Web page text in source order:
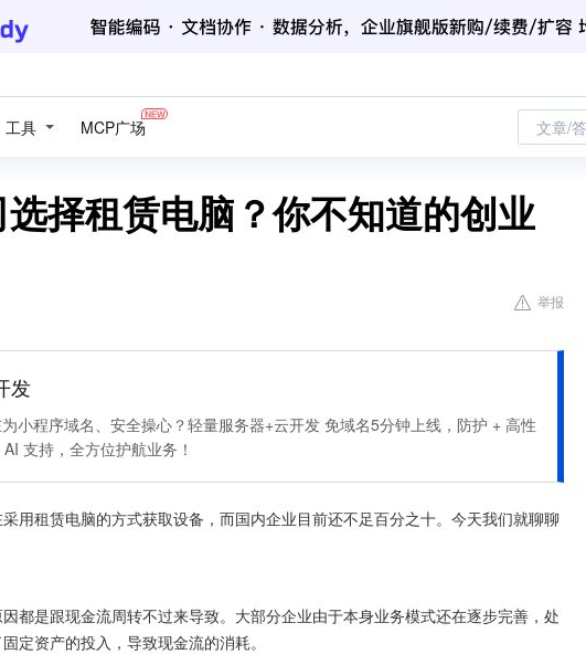
工具 MCP广场 文章/
择租赁电脑？你不知道的创业
举报
发
小程序域名、安全操心？轻量服务器+云开发 免域名5分钟上线，防护 + 高性
支持，全方位护航业务！
用租赁电脑的方式获取设备，而国内企业目前还不足百分之十。今天我们就聊聊
都是跟现金流周转不过来导致。大部分企业由于本身业务模式还在逐步完善，处
定资产的投入，导致现金流的消耗。